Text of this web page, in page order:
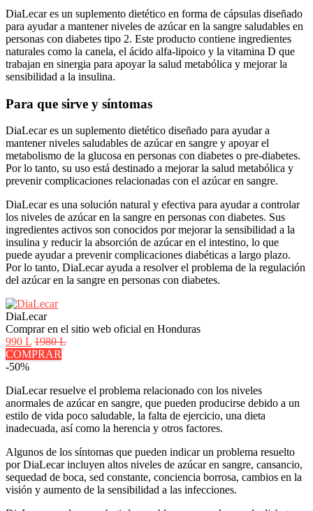
DiaLecar es un suplemento dietético en forma de cápsulas diseñado
para ayudar a mantener niveles de azúcar en la sangre saludables en
personas con diabetes tipo 2. Este producto contiene ingredientes
naturales como la canela, el ácido alfa-lipoico y la vitamina D que
trabajan en sinergia para apoyar la salud metabólica y mejorar la
sensibilidad a la insulina.
Para que sirve y síntomas
DiaLecar es un suplemento dietético diseñado para ayudar a
mantener niveles saludables de azúcar en sangre y apoyar el
metabolismo de la glucosa en personas con diabetes o pre-diabetes.
Por lo tanto, su uso está destinado a mejorar la salud metabólica y
prevenir complicaciones relacionadas con el azúcar en sangre.
DiaLecar es una solución natural y efectiva para ayudar a controlar
los niveles de azúcar en la sangre en personas con diabetes. Sus
ingredientes activos son conocidos por mejorar la sensibilidad a la
insulina y reducir la absorción de azúcar en el intestino, lo que
puede ayudar a prevenir complicaciones diabéticas a largo plazo.
Por lo tanto, DiaLecar ayuda a resolver el problema de la regulación
del azúcar en la sangre en personas con diabetes.
DiaLecar
Comprar en el sitio web oficial en Honduras
990 L 1980 L
COMPRAR
-50%
DiaLecar resuelve el problema relacionado con los niveles
anormales de azúcar en sangre, que pueden producirse debido a un
estilo de vida poco saludable, la falta de ejercicio, una dieta
inadecuada, así como la herencia y otros factores.
Algunos de los síntomas que pueden indicar un problema resuelto
por DiaLecar incluyen altos niveles de azúcar en sangre, cansancio,
sequedad de boca, sed constante, conciencia borrosa, cambios en la
visión y aumento de la sensibilidad a las infecciones.